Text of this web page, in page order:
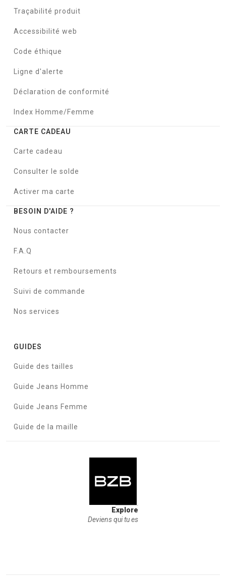
Traçabilité produit
Accessibilité web
Code éthique
Ligne d'alerte
Déclaration de conformité
Index Homme/Femme
CARTE CADEAU
Carte cadeau
Consulter le solde
Activer ma carte
BESOIN D'AIDE ?
Nous contacter
F.A.Q
Retours et remboursements
Suivi de commande
Nos services
GUIDES
Guide des tailles
Guide Jeans Homme
Guide Jeans Femme
Guide de la maille
Explore
Deviens qui tu es